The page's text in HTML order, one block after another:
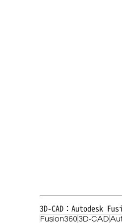
3D-CAD：Autodesk
Fusion360 3D-CAD